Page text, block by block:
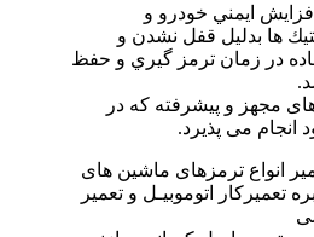
ايمني خودرو و
ها بدليل قفل نشدن و
در زمان ترمز گيري و حفظ
مجهز و پیشرفته که در
تعمیر انواع ترمزهای ماشین های
تعمیرکار اتوموبیـل و تعمیر